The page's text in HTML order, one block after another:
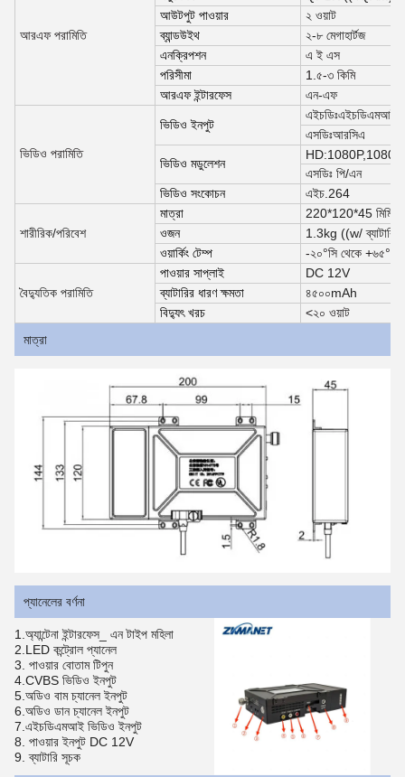
আরএফ পরামিতি
আউটপুট পাওয়ার
২ ওয়াট
ব্যান্ডউইথ
২-৮ মেগাহার্টজ
এনক্রিপশন
এ ই এস
পরিসীমা
1.৫-৩ কিমি
আরএফ ইন্টারফেস
এন-এফ
ভিডিও পরামিতি
ভিডিও ইনপুট
এইচডিঃএইচডিএমআই
এসডিঃআরসিএ
ভিডিও মডুলেশন
এসডিঃ পি/এন
ভিডিও সংকোচন
এইচ.264
শারীরিক/পরিবেশ
মাত্রা
220*120*45 মিমি
ওজন
1.3kg ((w/ ব্যাটারি)
ওয়ার্কিং টেম্প
-২০°সি থেকে +৬৫°সি
বৈদ্যুতিক পরামিতি
পাওয়ার সাপ্লাই
DC 12V
ব্যাটারির ধারণ ক্ষমতা
৪৫০০mAh
বিদ্যুৎ খরচ
<২০ ওয়াট
মাত্রা
প্যানেলের বর্ণনা
1.অ্যান্টেনা ইন্টারফেস_ এন টাইপ মহিলা
2.LED কন্ট্রোল প্যানেল
3. পাওয়ার বোতাম টিপুন
4.CVBS ভিডিও ইনপুট
5.অডিও বাম চ্যানেল ইনপুট
6.অডিও ডান চ্যানেল ইনপুট
7.এইচডিএমআই ভিডিও ইনপুট
8. পাওয়ার ইনপুট DC 12V
9. ব্যাটারি সূচক